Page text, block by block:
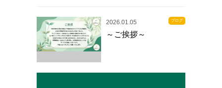
ブログ
2026.01.05
～ご挨拶～